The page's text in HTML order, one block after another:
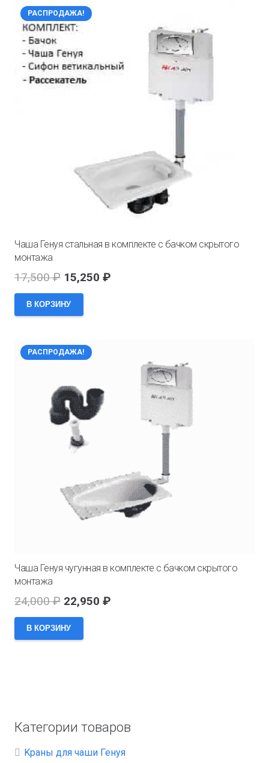
РАСПРОДАЖА!
Чаша Генуя стальная в комплекте с бачком скрытого
монтажа
17,500₽ Первоначальная
цена
составляла
15,250 ₽
В КОРЗИНУ
РАСПРОДАЖА!
Чаша Генуя чугунная в комплекте с бачком скрытого
монтажа
24,000₽ Первоначальная
цена
составляла
22,950 ₽
В КОРЗИНУ
Категории товаров
Kраны для чаши Генуя